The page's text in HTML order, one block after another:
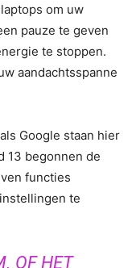
om uw
pauze te geven
te stoppen.
aandachtsspanne
Google staan ​​hier
13 begonnen de
functies
te
OF HET